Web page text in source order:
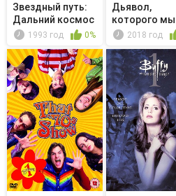
Звездный путь:
Дальний космос
9 - Кар...
1993 год 0%
Дьявол,
которого мы
знаем в лицо
2018 год